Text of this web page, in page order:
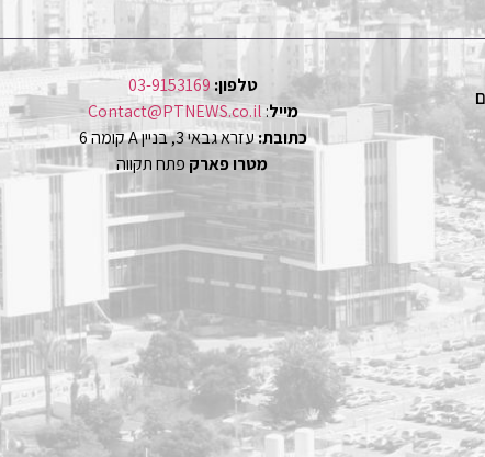
טלפון:03-9153169
מייל:
Contact@PTNEWS.co.il
כתובת:עזרא גבאי 3, בניין A קומה 6
מטרו פארק פתח תקווה